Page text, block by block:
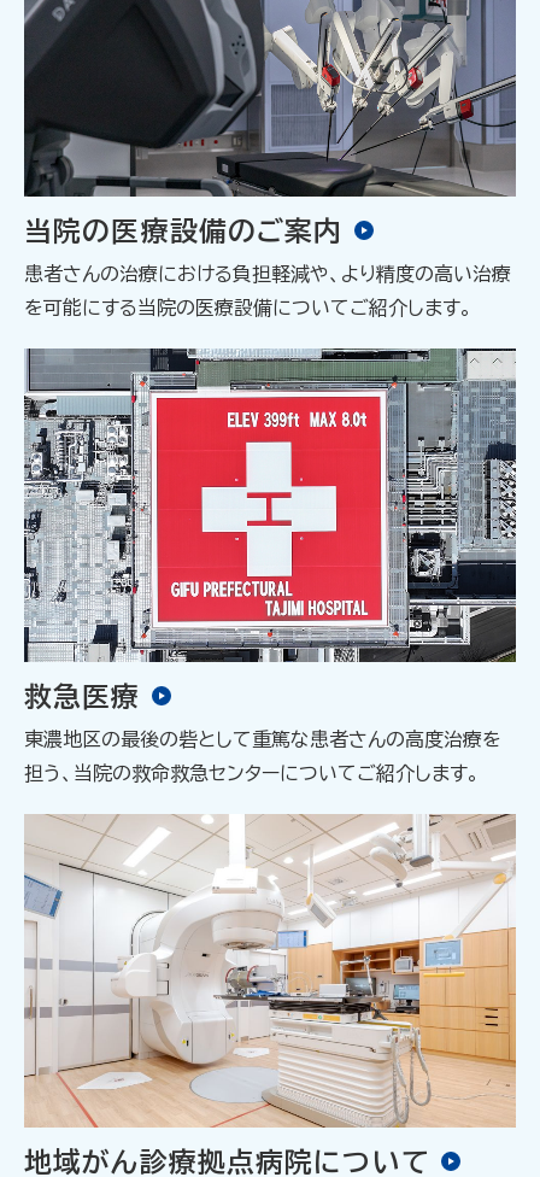
当院の医療設備のご案内
患者さんの治療における負担軽減や、より精度の高い治療
を可能にする当院の医療設備についてご紹介します。
救急医療
東濃地区の最後の砦として重篤な患者さんの高度治療を
担う、当院の救命救急センターについてご紹介します。
地域がん診療拠点病院について